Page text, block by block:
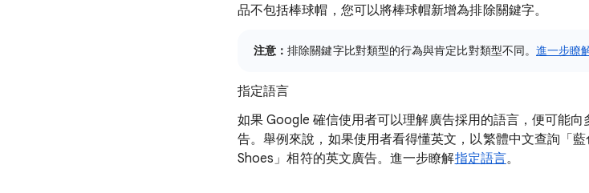
品不包括棒球帽，您可以將棒球帽新增為排除關鍵字。
注意：排除關鍵字比對類型的行為與肯定比對類型不同。進一步瞭
指定語言
如果 Google 確信使用者可以理解廣告採用的語言，便可能
告。舉例來說，如果使用者看得懂英文，以繁體中文查詢「
Shoes」相符的英文廣告。進一步瞭解指定語言。